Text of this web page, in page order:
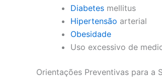
Diabetes mellitus
Hipertensão arterial
Obesidade
Uso excessivo de
Orientações Preventivas para a